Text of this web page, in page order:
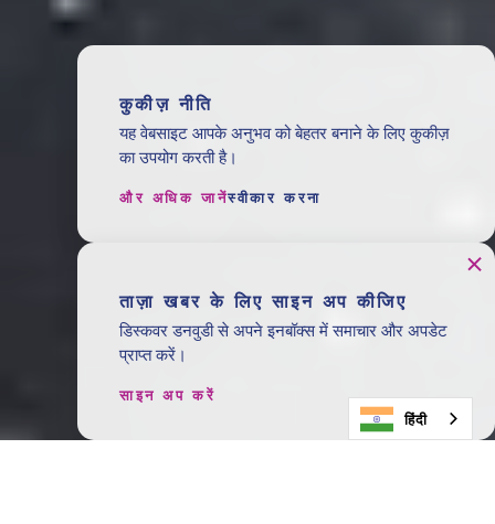
कुकीज़ नीति
यह वेबसाइट आपके अनुभव को बेहतर बनाने के लिए कुकीज़
का उपयोग करती है।
और अधिक जानेंस्वीकार करना
ताज़ा खबर के लिए साइन अप कीजिए
डिस्कवर डनवुडी से अपने इनबॉक्स में समाचार और अपडेट
प्राप्त करें।
साइन अप करें
हिंदी